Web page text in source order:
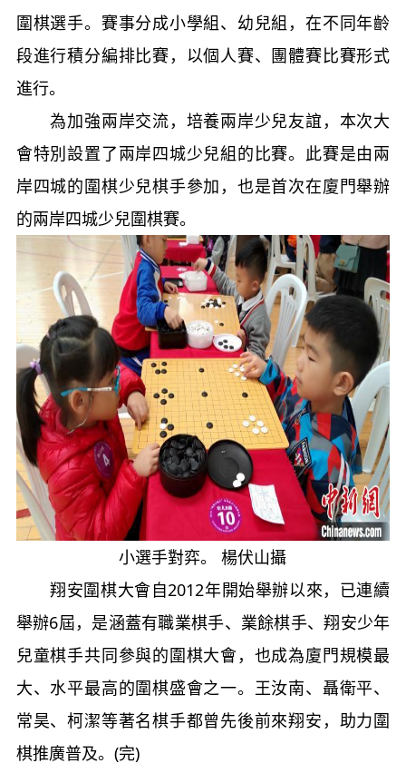
圍棋選手。賽事分成小學組、幼兒組，在不同年齡
段進行積分編排比賽，以個人賽、團體賽比賽形式
進行。
為加強兩岸交流，培養兩岸少兒友誼，本次大
會特別設置了兩岸四城少兒組的比賽。此賽是由兩
岸四城的圍棋少兒棋手參加，也是首次在廈門舉辦
的兩岸四城少兒圍棋賽。
小選手對弈。 楊伏山攝
翔安圍棋大會自2012年開始舉辦以來，已連續
舉辦6屆，是涵蓋有職業棋手、業餘棋手、翔安少年
兒童棋手共同參與的圍棋大會，也成為廈門規模最
大、水平最高的圍棋盛會之一。王汝南、聶衛平、
常昊、柯潔等著名棋手都曾先後前來翔安，助力圍
棋推廣普及。(完)